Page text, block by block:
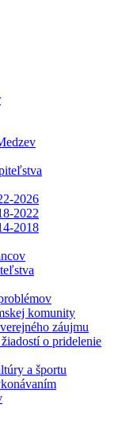
2026
2022
2018
komunity
záujmu
o pridelenie
a športu